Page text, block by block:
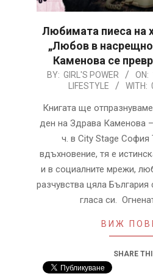
Любимата пиеса на
„Любов в
Каменова се
2026-
15
BY: GIRL'S POWER ON:
LIFESTYLE
WITH:
Книгата ще
ден на Здрава Каменова
ч. в City Stage София
вдъхновение, тя е
и в социалните мрежи,
разчувства цяла България
гласа си.
ВИЖ
SHARE